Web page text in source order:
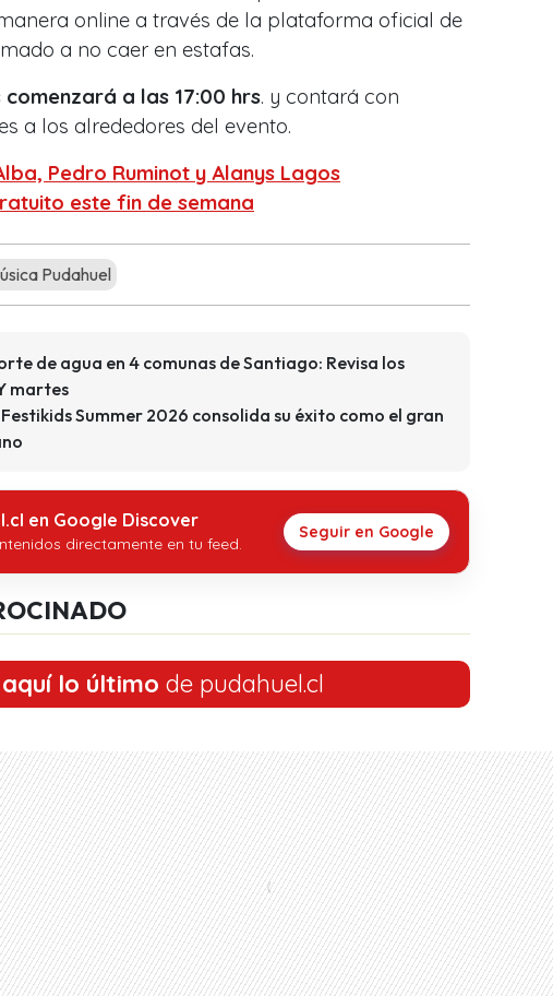
online a través de la plataforma oficial de
a no caer en estafas.
a las 17:00 hrs. y contará con
a los alrededores del evento.
Pedro Ruminot y Alanys Lagos
este fin de semana
Pudahuel
de agua en 4 comunas de Santiago: Revisa los
martes
Festikids Summer 2026 consolida su éxito como el gran
en Google Discover
directamente en tu feed.
Seguir en Google
aquí lo último de pudahuel.cl